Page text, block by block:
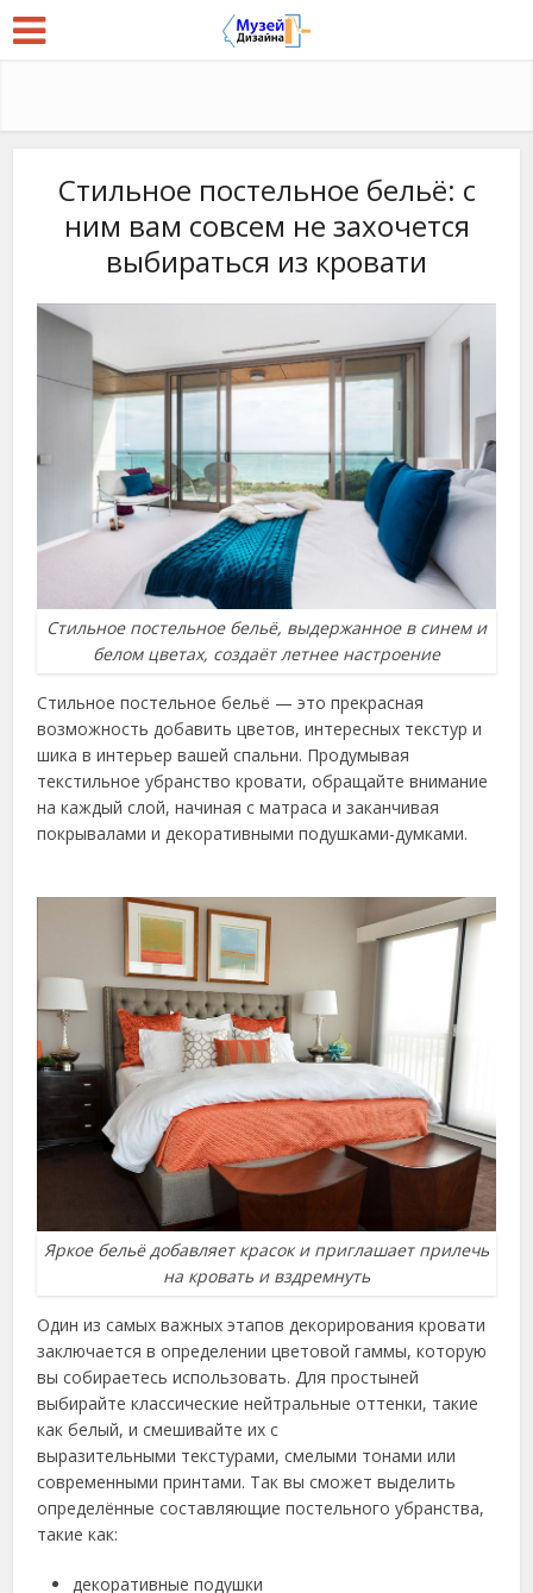
Стильное постельное бельё: с
ним вам совсем не захочется
выбираться из кровати
Стильное постельное бельё, выдержанное в синем и
белом цветах, создаёт летнее настроение
Стильное постельное бельё — это прекрасная
возможность добавить цветов, интересных текстур и
шика в интерьер вашей спальни. Продумывая
текстильное убранство кровати, обращайте внимание
на каждый слой, начиная с матраса и заканчивая
покрывалами и декоративными подушками-думками.
Яркое бельё добавляет красок и приглашает прилечь
на кровать и вздремнуть
Один из самых важных этапов декорирования кровати
заключается в определении цветовой гаммы, которую
вы собираетесь использовать. Для простыней
выбирайте классические нейтральные оттенки, такие
как белый, и смешивайте их с
выразительными текстурами, смелыми тонами или
современными принтами. Так вы сможет выделить
определённые составляющие постельного убранства,
такие как:
декоративные подушки